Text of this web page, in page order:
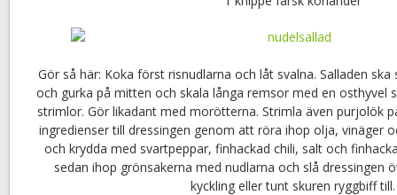
Gör så här: Koka först risnudlarna och låt svalna. Salladen ska
och gurka på mitten och skala långa remsor med en osthyvel
strimlor. Gör likadant med morötterna. Strimla även purjolök
ingredienser till dressingen genom att röra ihop olja, vinäger
och krydda med svartpeppar, finhackad chili, salt och
sedan ihop grönsakerna med nudlarna och slå dressingen
kyckling eller tunt skuren ryggbiff till.